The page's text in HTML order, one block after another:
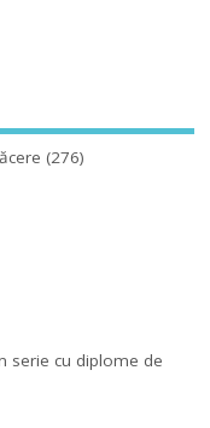
(276)
serie cu diplome de